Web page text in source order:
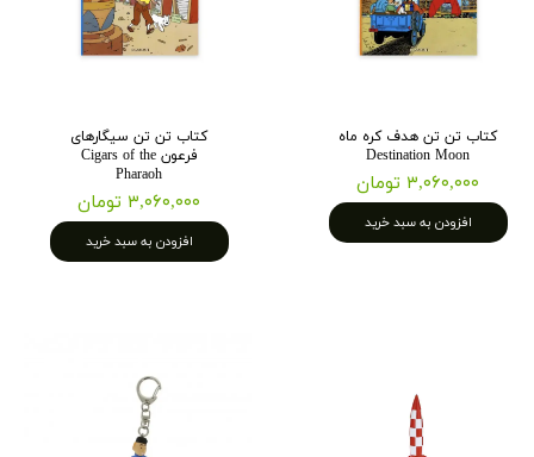
کتاب تن تن هدف کره ماه
Destination Moon
۳,۰۶۰,۰۰۰ تومان
افزودن به سبد خرید
کتاب تن تن سیگارهای
فرعون Cigars of the
Pharaoh
۳,۰۶۰,۰۰۰ تومان
افزودن به سبد خرید